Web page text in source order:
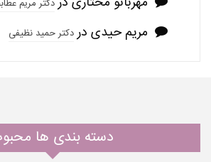
دکتر مریم
مریم حیدی دردکتر حمید نظیفی
دسته بندی ها